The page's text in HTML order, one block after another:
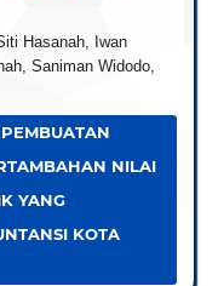
Hasanah, Iwan
Saniman Widodo,
NILAI
YANG
KOTA